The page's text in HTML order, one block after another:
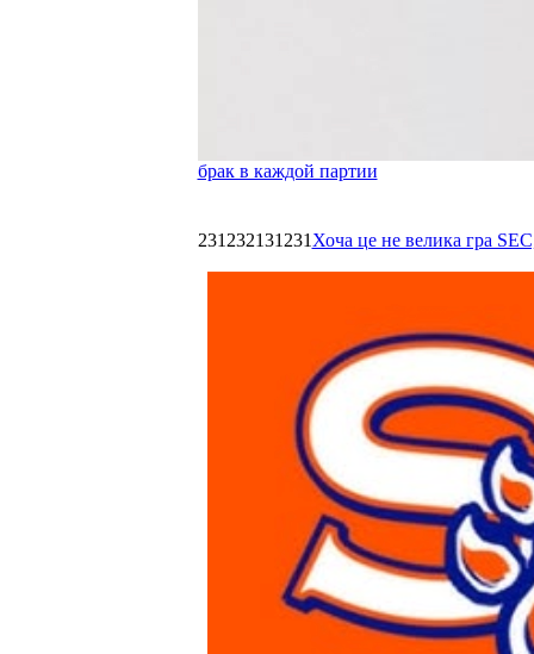
брак в каждой партии
231232131231 Хоча це не велика гра